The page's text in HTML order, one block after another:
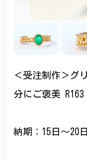
＜受注制作＞グ
分にご褒美 R163
納期：15日～20